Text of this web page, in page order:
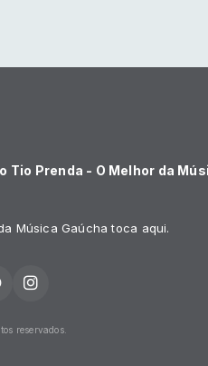
Tio Prenda - O Melhor da
Música Gaúcha toca aqui.
reservados.